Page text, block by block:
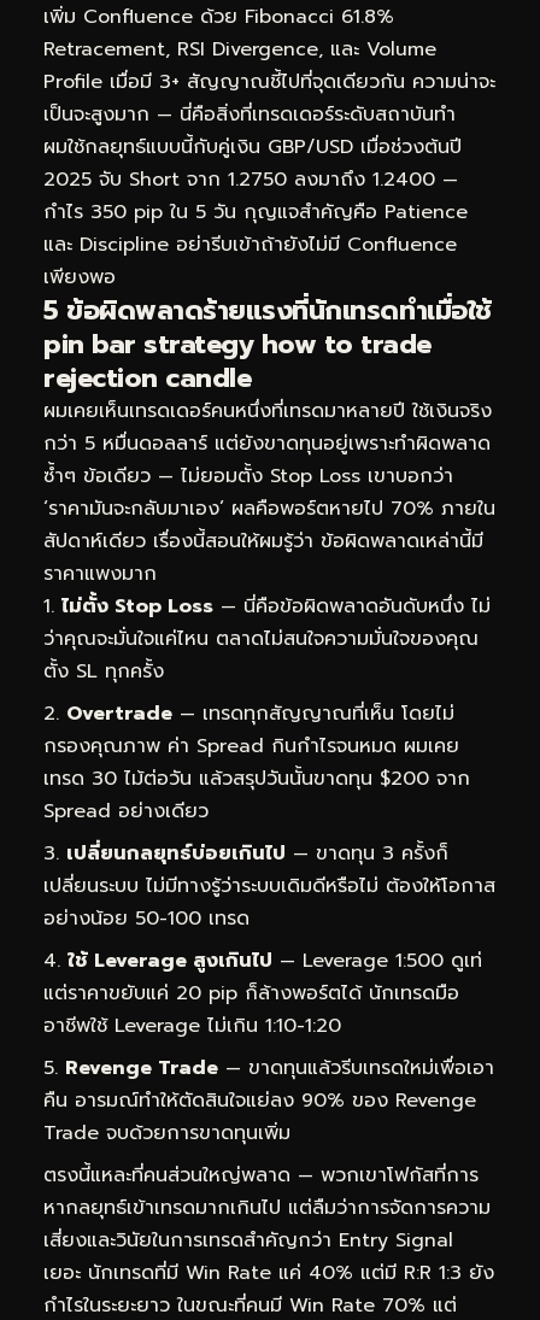
เพิ่ม Confluence ด้วย Fibonacci 61.8%
Retracement, RSI Divergence, และ Volume
Profile เมื่อมี 3+ สัญญาณชี้ไปที่จุดเดียวกัน ความน่าจะ
เป็นจะสูงมาก — นี่คือสิ่งที่เทรดเดอร์ระดับสถาบันทำ
ผมใช้กลยุทธ์แบบนี้กับคู่เงิน GBP/USD เมื่อช่วงต้นปี
2025 จับ Short จาก 1.2750 ลงมาถึง 1.2400 —
กำไร 350 pip ใน 5 วัน กุญแจสำคัญคือ Patience
และ Discipline อย่ารีบเข้าถ้ายังไม่มี Confluence
เพียงพอ
5 ข้อผิดพลาดร้ายแรงที่นักเทรดทำเมื่อใช้
pin bar strategy how to trade
rejection candle
ผมเคยเห็นเทรดเดอร์คนหนึ่งที่เทรดมาหลายปี ใช้เงินจริง
กว่า 5 หมื่นดอลลาร์ แต่ยังขาดทุนอยู่เพราะทำผิดพลาด
ซ้ำๆ ข้อเดียว — ไม่ยอมตั้ง Stop Loss เขาบอกว่า
‘ราคามันจะกลับมาเอง’ ผลคือพอร์ตหายไป 70% ภายใน
สัปดาห์เดียว เรื่องนี้สอนให้ผมรู้ว่า ข้อผิดพลาดเหล่านี้มี
ราคาแพงมาก
ไม่ตั้ง Stop Loss — นี่คือข้อผิดพลาดอันดับหนึ่ง ไม่
ว่าคุณจะมั่นใจแค่ไหน ตลาดไม่สนใจความมั่นใจของคุณ
ตั้ง SL ทุกครั้ง
Overtrade — เทรดทุกสัญญาณที่เห็น โดยไม่
กรองคุณภาพ ค่า Spread กินกำไรจนหมด ผมเคย
เทรด 30 ไม้ต่อวัน แล้วสรุปวันนั้นขาดทุน $200 จาก
Spread อย่างเดียว
เปลี่ยนกลยุทธ์บ่อยเกินไป — ขาดทุน 3 ครั้งก็
เปลี่ยนระบบ ไม่มีทางรู้ว่าระบบเดิมดีหรือไม่ ต้องให้โอกาส
อย่างน้อย 50-100 เทรด
ใช้ Leverage สูงเกินไป — Leverage 1:500 ดูเท่
แต่ราคาขยับแค่ 20 pip ก็ล้างพอร์ตได้ นักเทรดมือ
อาชีพใช้ Leverage ไม่เกิน 1:10-1:20
Revenge Trade — ขาดทุนแล้วรีบเทรดใหม่เพื่อเอา
คืน อารมณ์ทำให้ตัดสินใจแย่ลง 90% ของ Revenge
Trade จบด้วยการขาดทุนเพิ่ม
ตรงนี้แหละที่คนส่วนใหญ่พลาด — พวกเขาโฟกัสที่การ
หากลยุทธ์เข้าเทรดมากเกินไป แต่ลืมว่าการจัดการความ
เสี่ยงและวินัยในการเทรดสำคัญกว่า Entry Signal
เยอะ นักเทรดที่มี Win Rate แค่ 40% แต่มี R:R 1:3 ยัง
กำไรในระยะยาว ในขณะที่คนมี Win Rate 70% แต่